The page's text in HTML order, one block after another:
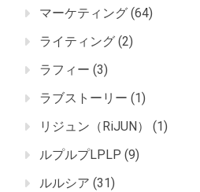
マーケティング (64)
ライティング (2)
ラフィー (3)
ラブストーリー (1)
リジュン（RiJUN）
(1)
ルプルプLPLP (9)
ルルシア (31)